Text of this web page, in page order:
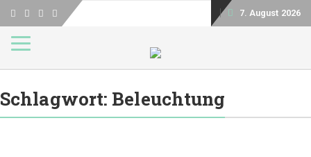
7. August 2026
Toggle navigation
Schlagwort: Beleuchtung